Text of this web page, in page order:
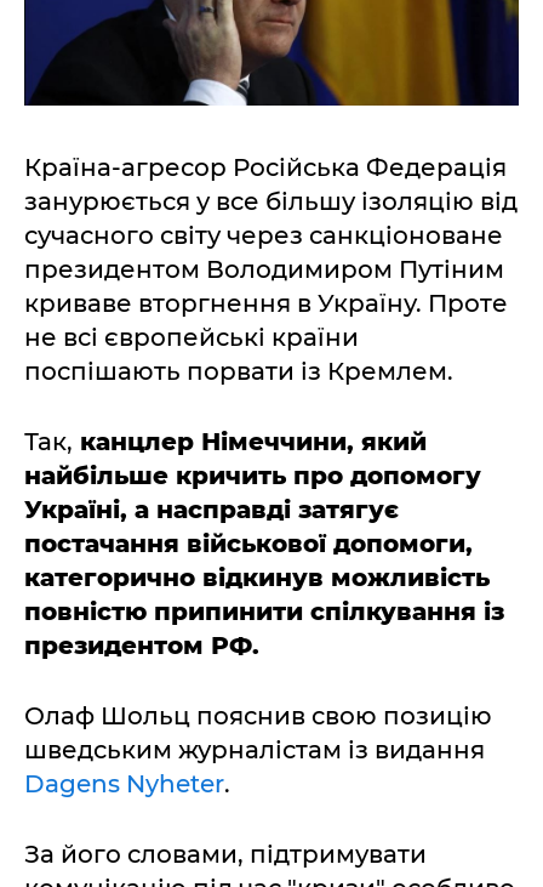
Країна-агресор Російська Федерація
занурюється у все більшу ізоляцію від
сучасного світу через санкціоноване
президентом Володимиром Путіним
криваве вторгнення в Україну. Проте
не всі європейські країни
поспішають порвати із Кремлем.
Так, канцлер Німеччини, який
найбільше кричить про допомогу
Україні, а насправді затягує
постачання військової допомоги,
категорично відкинув можливість
повністю припинити спілкування із
президентом РФ.
Олаф Шольц пояснив свою позицію
шведським журналістам із видання
Dagens Nyheter.
За його словами, підтримувати